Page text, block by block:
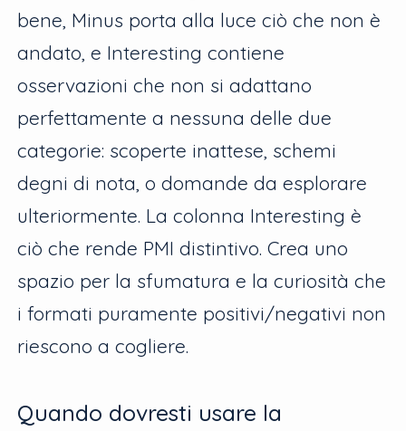
bene, Minus porta alla luce ciò che non è
andato, e Interesting contiene
osservazioni che non si adattano
perfettamente a nessuna delle due
categorie: scoperte inattese, schemi
degni di nota, o domande da esplorare
ulteriormente. La colonna Interesting è
ciò che rende PMI distintivo. Crea uno
spazio per la sfumatura e la curiosità che
i formati puramente positivi/negativi non
riescono a cogliere.
Quando dovresti usare la